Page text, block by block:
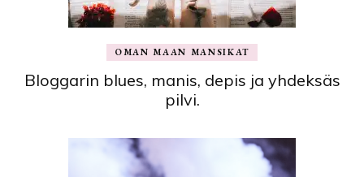
OMAN MAAN MANSIKAT
Bloggarin blues, manis, depis ja yhdeksäs
pilvi.